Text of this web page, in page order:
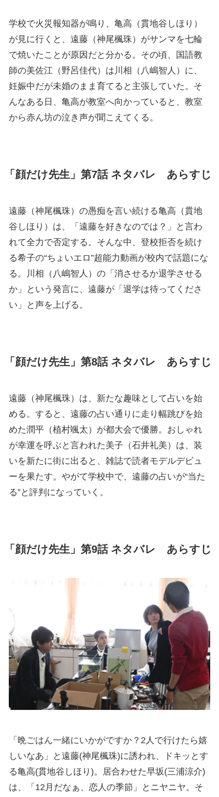
学校で火災報知器が鳴り、亀高（貫地谷しほり）
が見に行くと、遠藤（神尾楓珠）がサンマを七輪
で焼いたことが原因だと分かる。その頃、国語教
師の美佐江（野呂佳代）は川相（八嶋智人）に、
妊娠中だが未婚のまま育てると主張していた。そ
んなある日、亀高が教室へ向かっていると、教室
から赤ん坊の泣き声が聞こえてくる。
「顔だけ先生」第7話 ネタバレ あらすじ
遠藤（神尾楓珠）の愚痴を言い続ける亀高（貫地
谷しほり）は、「遠藤を好きなのでは？」と言わ
れて全力で否定する。そんな中、登校拒否を続け
る希子の“ちょいエロ”超能力動画が校内で話題にな
る。川相（八嶋智人）の「消させるか退学させる
か」という発言に、遠藤が「退学は待ってくださ
い」と声を上げる。
「顔だけ先生」第8話 ネタバレ あらすじ
遠藤（神尾楓珠）は、新たな趣味として占いを始
める。すると、遠藤の占い通りに走り幅跳びを始
めた潤平（植村颯太）が都大会で優勝。おしゃれ
が幸運を呼ぶと言われた美子（石井礼美）は、装
いを新たに街に出ると、雑誌で読者モデルデビュ
ーを果たす。やがて学校中で、遠藤の占いが“当た
る”と評判になっていく。
「顔だけ先生」第9話 ネタバレ あらすじ
「晩ごはん一緒にいかがですか？2人で行けたら嬉
しいなあ」と遠藤(神尾楓珠)に誘われ、ドキッとす
る亀高(貫地谷しほり)。居合わせた早坂(三浦涼介)
は、「12月だなぁ、恋人の季節」とニヤニヤ。そ